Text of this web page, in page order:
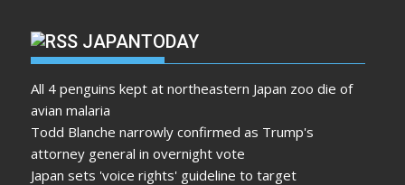
JAPANTODAY
All 4 penguins kept at northeastern Japan zoo die of
avian malaria
Todd Blanche narrowly confirmed as Trump's
attorney general in overnight vote
Japan sets 'voice rights' guideline to target